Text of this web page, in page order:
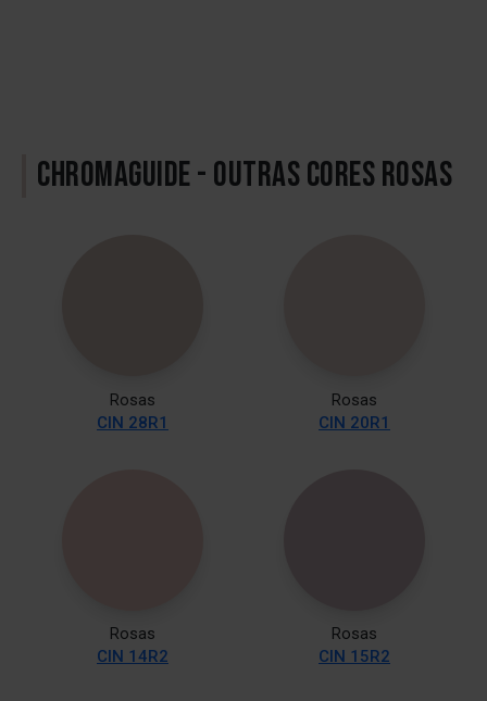
CHROMAGUIDE - OUTRAS CORES ROSAS
Rosas
CIN 28R1
Rosas
CIN 20R1
Rosas
CIN 14R2
Rosas
CIN 15R2